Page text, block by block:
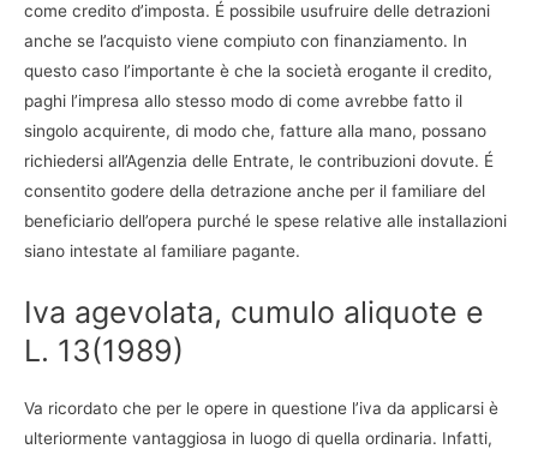
come credito d’imposta. É possibile usufruire delle detrazioni
anche se l’acquisto viene compiuto con finanziamento. In
questo caso l’importante è che la società erogante il credito,
paghi l’impresa allo stesso modo di come avrebbe fatto il
singolo acquirente, di modo che, fatture alla mano, possano
richiedersi all’Agenzia delle Entrate, le contribuzioni dovute. É
consentito godere della detrazione anche per il familiare del
beneficiario dell’opera purché le spese relative alle installazioni
siano intestate al familiare pagante.
Iva agevolata, cumulo aliquote e
L. 13(1989)
Va ricordato che per le opere in questione l’iva da applicarsi è
ulteriormente vantaggiosa in luogo di quella ordinaria. Infatti,